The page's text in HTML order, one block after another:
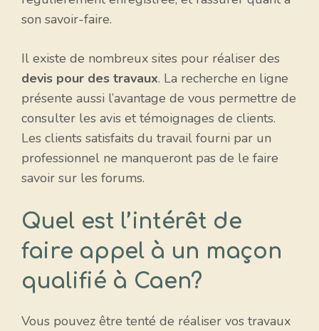
son savoir-faire.
Il existe de nombreux sites pour réaliser des
devis pour des travaux. La recherche en ligne
présente aussi l’avantage de vous permettre de
consulter les avis et témoignages de clients.
Les clients satisfaits du travail fourni par un
professionnel ne manqueront pas de le faire
savoir sur les forums.
Quel est l’intérêt de
faire appel à un maçon
qualifié à Caen?
Vous pouvez être tenté de réaliser vos travaux